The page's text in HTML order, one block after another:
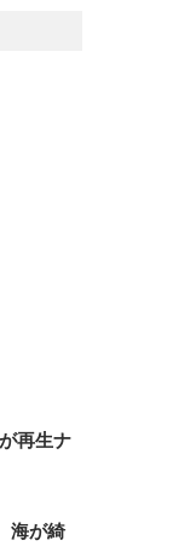
再生ナ
海が綺